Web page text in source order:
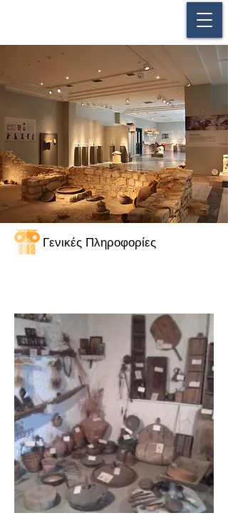
Γενικές Πληροφορίες